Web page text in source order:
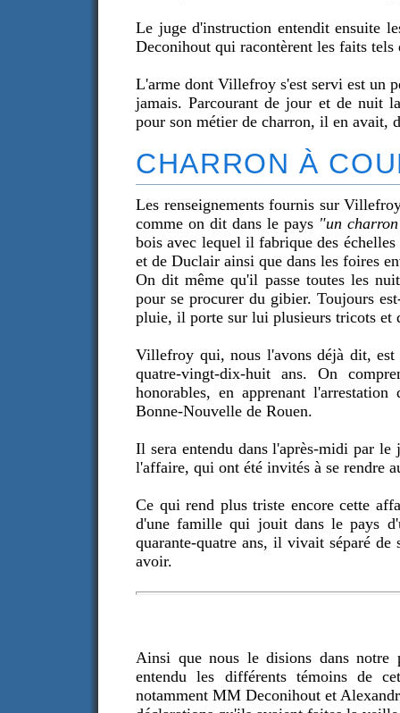
Le juge d'instruction entendit ensuite
Deconihout qui racontèrent les faits tels
L'arme dont Villefroy s'est servi est un
jamais. Parcourant de jour et de nuit
pour son métier de charron, il en avait,
CHARRON À
Les renseignements fournis sur
comme on dit dans le pays "un
bois avec lequel il fabrique des
et de Duclair ainsi que dans les foires
On dit même qu'il passe toutes les
pour se procurer du gibier. Toujours
pluie, il porte sur lui plusieurs tricots et
Villefroy qui, nous l'avons déjà dit, est
quatre-vingt-dix-huit ans. On
honorables, en apprenant
Bonne-Nouvelle de Rouen.
Il sera entendu dans l'après-midi par
l'affaire, qui ont été invités à se rendre
Ce qui rend plus triste encore cette
d'une famille qui jouit dans le pays
quarante-quatre ans, il vivait séparé
avoir.
Ainsi que nous le disions dans notre
entendu les différents témoins de
notamment MM Deconihout et